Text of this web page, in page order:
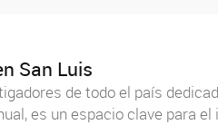
San Luis
de todo el país
es un espacio clave para